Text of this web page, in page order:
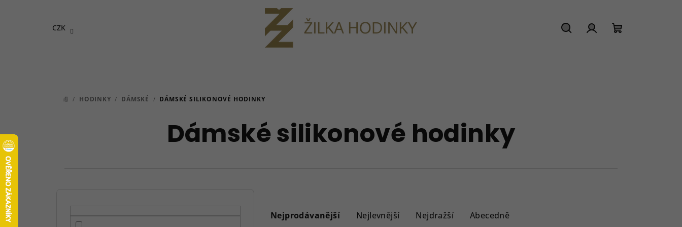
CZK
DOMŮ
/ HODINKY / DÁMSKÉ / DÁMSKÉ SILIKONOVÉ HODINKY
Dámské silikonové hodinky
a
Nejprodávanější Nejlevnější Nejdražší Abecedně